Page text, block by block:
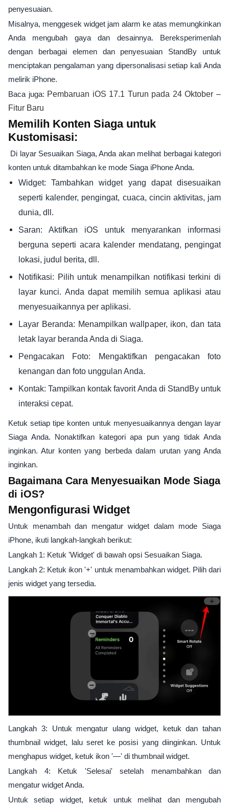
penyesuaian.
Misalnya, menggesek widget jam alarm ke atas memungkinkan
Anda mengubah gaya dan desainnya. Bereksperimenlah
dengan berbagai elemen dan penyesuaian StandBy untuk
menciptakan pengalaman yang dipersonalisasi setiap kali Anda
melirik iPhone.
Baca juga: Pembaruan iOS 17.1 Turun pada 24 Oktober –
Fitur Baru
Memilih Konten Siaga untuk
Kustomisasi:
Di layar Sesuaikan Siaga, Anda akan melihat berbagai kategori
konten untuk ditambahkan ke mode Siaga iPhone Anda.
Widget: Tambahkan widget yang dapat disesuaikan
seperti kalender, pengingat, cuaca, cincin aktivitas, jam
dunia, dll.
Saran: Aktifkan iOS untuk menyarankan informasi
berguna seperti acara kalender mendatang, pengingat
lokasi, judul berita, dll.
Notifikasi: Pilih untuk menampilkan notifikasi terkini di
layar kunci. Anda dapat memilih semua aplikasi atau
menyesuaikannya per aplikasi.
Layar Beranda: Menampilkan wallpaper, ikon, dan tata
letak layar beranda Anda di Siaga.
Pengacakan Foto: Mengaktifkan pengacakan foto
kenangan dan foto unggulan Anda.
Kontak: Tampilkan kontak favorit Anda di StandBy untuk
interaksi cepat.
Ketuk setiap tipe konten untuk menyesuaikannya dengan layar
Siaga Anda. Nonaktifkan kategori apa pun yang tidak Anda
inginkan. Atur konten yang berbeda dalam urutan yang Anda
inginkan.
Bagaimana Cara Menyesuaikan Mode Siaga
di iOS?
Mengonfigurasi Widget
Untuk menambah dan mengatur widget dalam mode Siaga
iPhone, ikuti langkah-langkah berikut:
Langkah 1: Ketuk 'Widget' di bawah opsi Sesuaikan Siaga.
Langkah 2: Ketuk ikon '+' untuk menambahkan widget. Pilih dari
jenis widget yang tersedia.
Langkah 3: Untuk mengatur ulang widget, ketuk dan tahan
thumbnail widget, lalu seret ke posisi yang diinginkan. Untuk
menghapus widget, ketuk ikon '—' di thumbnail widget.
Langkah 4: Ketuk 'Selesai' setelah menambahkan dan
mengatur widget Anda.
Untuk setiap widget, ketuk untuk melihat dan mengubah